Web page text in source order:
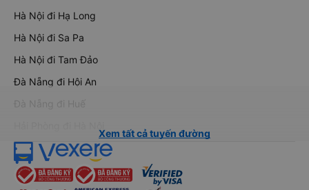
Hà Nội đi Hạ Long
Hà Nội đi Sa Pa
Hà Nội đi Tam Đảo
Đà Nẵng đi Hội An
Đà Nẵng đi Huế
Xem tất cả tuyến đường